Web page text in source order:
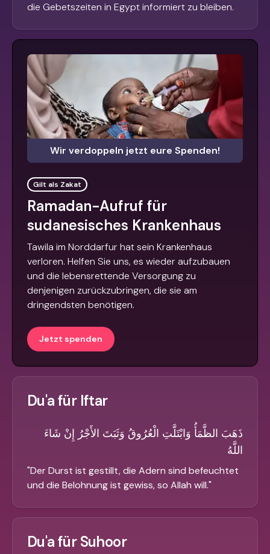
die Gebetszeiten in Egypt informiert zu bleiben.
Wir verdoppeln jetzt eure Spenden!
Gilt als Zakat
Ramadan-Aufruf für
sudanesisches Krankenhaus
Tawila im Norddarfur hat sein Krankenhaus
verloren. Helfen Sie uns, es wieder aufzubauen
und die lebensrettende Versorgung zu
denjenigen zurückzubringen, die sie am
dringendsten benötigen.
Jetzt spenden
Du'a für Iftar
ذَهَبَ الظَّمَأُ وَابْتَلَّتِ الْعُرُوقُ وَثَبَتَ الأَجْرُ إِنْ شَاءَ
اللَّهُ
"Der Durst ist gestillt, die Adern sind befeuchtet
und die Belohnung ist gewiss, so Allah will."
Du'a für Suhoor